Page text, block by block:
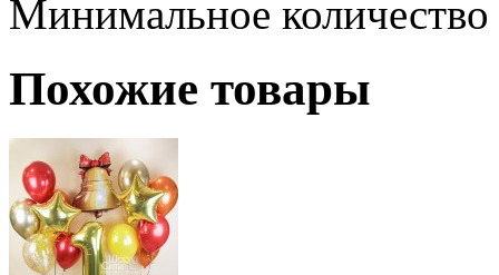
Минимальное
Похожие товары